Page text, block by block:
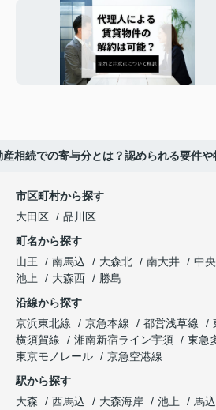
産相続での寄与分とは？認められる要件
市区町村から探す
大田区
品川区
町名から探す
山王
南馬込 大森北 南大井 中央
池上
大森西
勝島
沿線から探す
京浜東北線
京急本線 都営浅草線
横須賀線
湘南新宿ライン宇須
東急
東京モノレール
京急空港線
駅から探す
大森
西馬込 大森海岸 池上 馬込